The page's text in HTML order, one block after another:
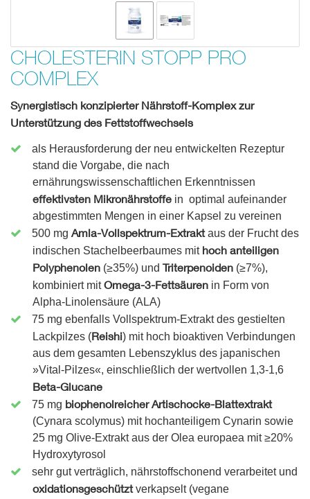
CHOLESTERIN STOPP PRO
COMPLEX
Synergistisch konzipierter Nährstoff-Komplex zur
Unterstützung des Fettstoffwechsels
als Herausforderung der neu entwickelten Rezeptur
stand die Vorgabe, die nach
ernährungswissenschaftlichen Erkenntnissen
effektivsten Mikronährstoffe in optimal aufeinander
abgestimmten Mengen in einer Kapsel zu vereinen
500 mg Amla-Vollspektrum-Extraktaus der Frucht des
indischen Stachelbeerbaumes mit hoch anteiligen
Polyphenolen (≥35%) und Triterpenoiden (≥7%),
kombiniert mitOmega-3-Fettsäuren in Form von
Alpha-Linolensäure (ALA)
75 mg ebenfalls Vollspektrum-Extrakt des gestielten
Lackpilzes (Reishi) mit hoch bioaktiven Verbindungen
aus dem gesamten Lebenszyklus des japanischen
»Vital-Pilzes«, einschließlich der wertvollen 1,3-1,6
Beta-Glucane
75 mg biophenolreicher Artischocke-Blattextrakt
(Cynara scolymus) mit hochanteiligem Cynarin sowie
25 mg Olive-Extrakt aus der Olea europaea mit ≥20%
Hydroxytyrosol
sehr gut verträglich, nährstoffschonend verarbeitet und
oxidationsgeschütztverkapselt (vegane